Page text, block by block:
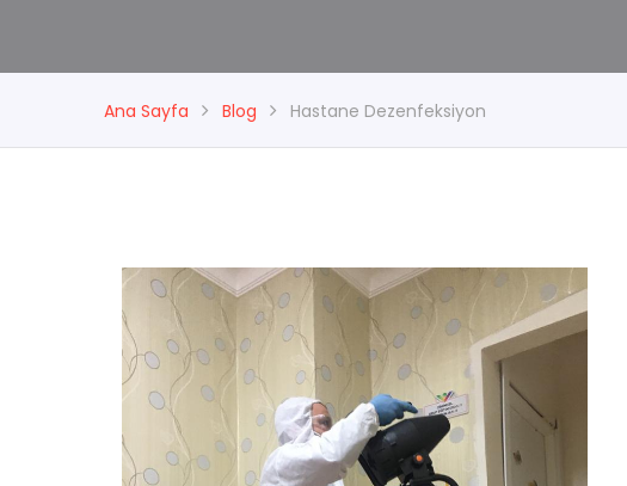
Ana Sayfa Blog Hastane Dezenfeksiyon